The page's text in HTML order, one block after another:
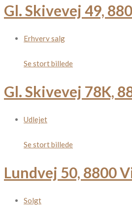
Gl. Skivevej 49,
Erhverv salg
Se stort billede
Gl. Skivevej 78K,
Udlejet
Se stort billede
Lundvej 50, 8800
Solgt